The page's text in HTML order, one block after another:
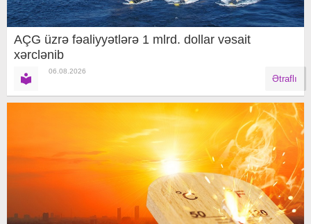
AÇG üzrə fəaliyyətlərə 1 mlrd. dollar vəsait
xərclənib
06.08.2026
Ətraflı